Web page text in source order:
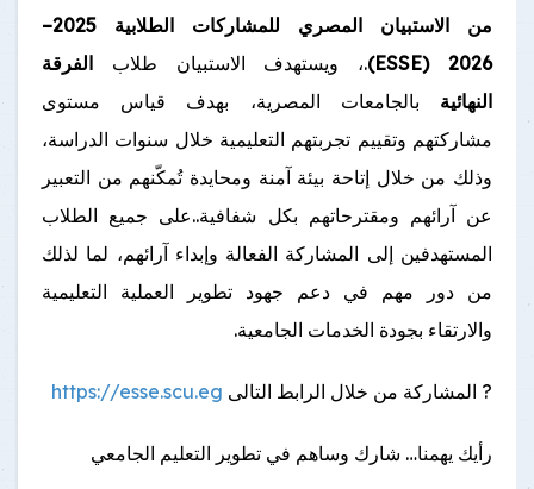
من الاستبيان المصري للمشاركات الطلابية 2025–
2026
(ESSE) .، ويستهدف الاستبيان طلاب الفرقة
النهائية بالجامعات المصرية، بهدف قياس مستوى
مشاركتهم وتقييم تجربتهم التعليمية خلال سنوات الدراسة،
وذلك من خلال إتاحة بيئة آمنة ومحايدة تُمكّنهم من التعبير
عن آرائهم ومقترحاتهم بكل شفافية..على جميع الطلاب
المستهدفين إلى المشاركة الفعالة وإبداء آرائهم، لما لذلك
من دور مهم في دعم جهود تطوير العملية التعليمية
والارتقاء بجودة الخدمات الجامعية.
? المشاركة من خلال الرابط التالى https://esse.scu.eg
رأيك يهمنا… شارك وساهم في تطوير التعليم الجامعي